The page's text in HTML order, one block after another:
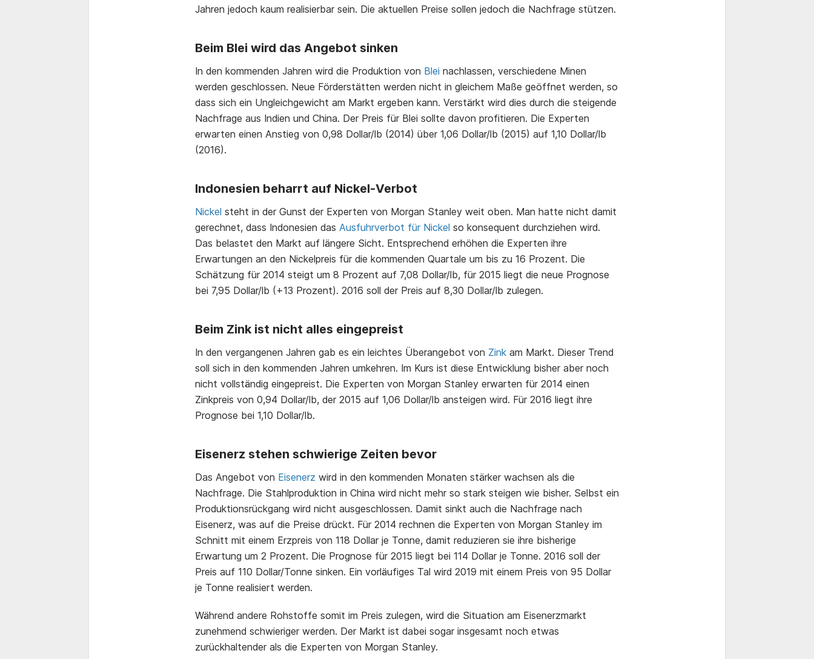
Jahren jedoch kaum realisierbar sein. Die aktuellen Preise sollen jedoch die Nachfrage stützen.
Beim Blei wird das Angebot sinken
In den kommenden Jahren wird die Produktion von Blei nachlassen, verschiedene Minen
werden geschlossen. Neue Förderstätten werden nicht in gleichem Maße geöffnet werden, so
dass sich ein Ungleichgewicht am Markt ergeben kann. Verstärkt wird dies durch die steigende
Nachfrage aus Indien und China. Der Preis für Blei sollte davon profitieren. Die Experten
erwarten einen Anstieg von 0,98 Dollar/lb (2014) über 1,06 Dollar/lb (2015) auf 1,10 Dollar/lb
(2016).
Indonesien beharrt auf Nickel-Verbot
Nickel steht in der Gunst der Experten von Morgan Stanley weit oben. Man hatte nicht damit
gerechnet, dass Indonesien das Ausfuhrverbot für Nickel so konsequent durchziehen wird.
Das belastet den Markt auf längere Sicht. Entsprechend erhöhen die Experten ihre
Erwartungen an den Nickelpreis für die kommenden Quartale um bis zu 16 Prozent. Die
Schätzung für 2014 steigt um 8 Prozent auf 7,08 Dollar/lb, für 2015 liegt die neue Prognose
bei 7,95 Dollar/lb (+13 Prozent). 2016 soll der Preis auf 8,30 Dollar/lb zulegen.
Beim Zink ist nicht alles eingepreist
In den vergangenen Jahren gab es ein leichtes Überangebot von Zink am Markt. Dieser Trend
soll sich in den kommenden Jahren umkehren. Im Kurs ist diese Entwicklung bisher aber noch
nicht vollständig eingepreist. Die Experten von Morgan Stanley erwarten für 2014 einen
Zinkpreis von 0,94 Dollar/lb, der 2015 auf 1,06 Dollar/lb ansteigen wird. Für 2016 liegt ihre
Prognose bei 1,10 Dollar/lb.
Eisenerz stehen schwierige Zeiten bevor
Das Angebot von Eisenerz wird in den kommenden Monaten stärker wachsen als die
Nachfrage. Die Stahlproduktion in China wird nicht mehr so stark steigen wie bisher. Selbst ein
Produktionsrückgang wird nicht ausgeschlossen. Damit sinkt auch die Nachfrage nach
Eisenerz, was auf die Preise drückt. Für 2014 rechnen die Experten von Morgan Stanley im
Schnitt mit einem Erzpreis von 118 Dollar je Tonne, damit reduzieren sie ihre bisherige
Erwartung um 2 Prozent. Die Prognose für 2015 liegt bei 114 Dollar je Tonne. 2016 soll der
Preis auf 110 Dollar/Tonne sinken. Ein vorläufiges Tal wird 2019 mit einem Preis von 95 Dollar
je Tonne realisiert werden.
Während andere Rohstoffe somit im Preis zulegen, wird die Situation am Eisenerzmarkt
zunehmend schwieriger werden. Der Markt ist dabei sogar insgesamt noch etwas
zurückhaltender als die Experten von Morgan Stanley.